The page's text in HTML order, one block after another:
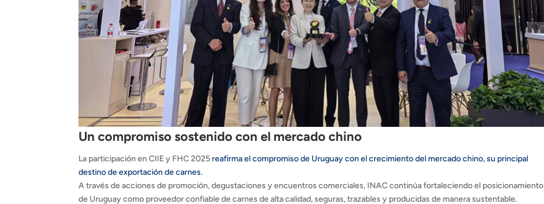
Un compromiso sostenido con el mercado chino
La participación en CIIE y FHC 2025 reafirma el compromiso de Uruguay con el crecimiento del mercado chino, su principal
destino de exportación de carnes.
A través de acciones de promoción, degustaciones y encuentros comerciales, INAC continúa fortaleciendo el posicionamiento
de Uruguay como proveedor confiable de carnes de alta calidad, seguras, trazables y producidas de manera sustentable.